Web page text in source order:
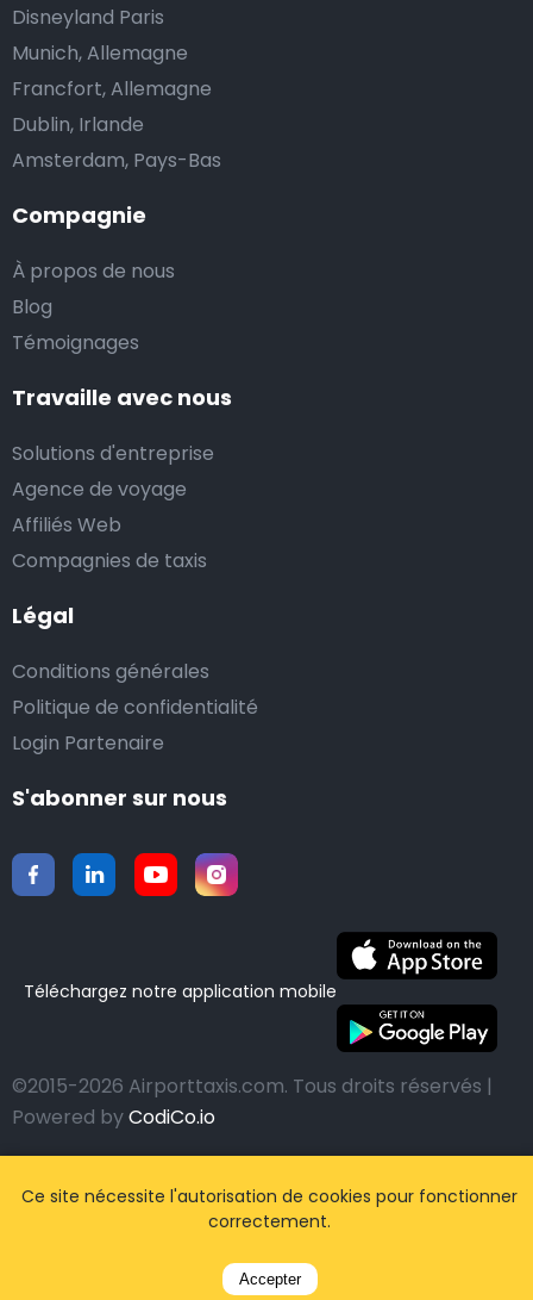
Compagnie
À propos de nous
Blog
Témoignages
Travaille avec nous
Solutions d'entreprise
Agence de voyage
Affiliés Web
Compagnies de taxis
Légal
Conditions générales
Politique de confidentialité
Login Partenaire
Disneyland Paris
Munich, Allemagne
Francfort, Allemagne
Dublin, Irlande
Amsterdam, Pays-Bas
S'abonner sur nous
Téléchargez notre application mobile
©2015-2026 Airporttaxis.com. Tous droits réservés |
Powered byCodiCo.io
Ce site nécessite l'autorisation de cookies pour fonctionner
correctement.
Accepter